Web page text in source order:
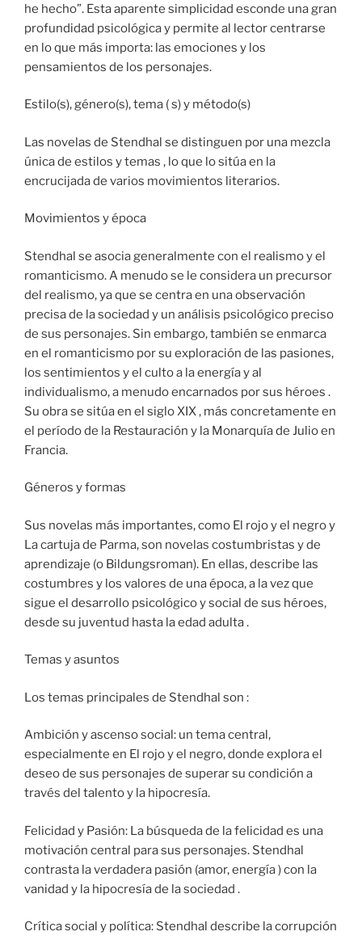
he hecho”. Esta aparente simplicidad esconde una gran
profundidad psicológica y permite al lector centrarse
en lo que más importa: las emociones y los
pensamientos de los personajes.
Estilo(s), género(s), tema ( s) y método(s)
Las novelas de Stendhal se distinguen por una mezcla
única de estilos y temas , lo que lo sitúa en la
encrucijada de varios movimientos literarios.
Movimientos y época
Stendhal se asocia generalmente con el realismo y el
romanticismo. A menudo se le considera un precursor
del realismo, ya que se centra en una observación
precisa de la sociedad y un análisis psicológico preciso
de sus personajes. Sin embargo, también se enmarca
en el romanticismo por su exploración de las pasiones,
los sentimientos y el culto a la energía y al
individualismo, a menudo encarnados por sus héroes .
Su obra se sitúa en el siglo XIX , más concretamente en
el período de la Restauración y la Monarquía de Julio en
Francia.
Géneros y formas
Sus novelas más importantes, como El rojo y el negro y
La cartuja de Parma, son novelas costumbristas y de
aprendizaje (o Bildungsroman). En ellas, describe las
costumbres y los valores de una época, a la vez que
sigue el desarrollo psicológico y social de sus héroes,
desde su juventud hasta la edad adulta .
Temas y asuntos
Los temas principales de Stendhal son :
Ambición y ascenso social: un tema central,
especialmente en El rojo y el negro, donde explora el
deseo de sus personajes de superar su condición a
través del talento y la hipocresía.
Felicidad y Pasión: La búsqueda de la felicidad es una
motivación central para sus personajes. Stendhal
contrasta la verdadera pasión (amor, energía ) con la
vanidad y la hipocresía de la sociedad .
Crítica social y política: Stendhal describe la corrupción